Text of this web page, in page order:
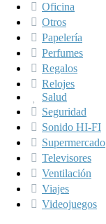
Oficina
Otros
Papelería
Perfumes
Regalos
Relojes
Salud
Seguridad
Sonido HI-FI
Supermercado
Televisores
Ventilación
Viajes
Videojuegos